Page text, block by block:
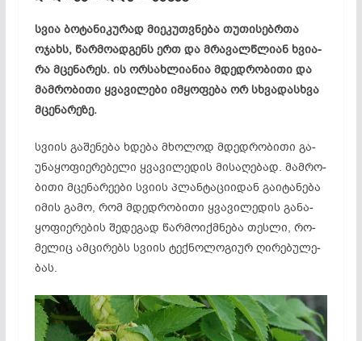
სვია ბოტანიკურად მიეკუთვნება თუთისებრთა
ოჯახს, წარ­მო­ად­გენს ერთ და მრა­ვალ­წლი­ან ხვი­ა­
რა მცე­ნა­რეს. ის ორ­სახ­ლი­ან­ია მდედ­რო­ბი­თი და
მამ­რო­ბი­თი ყვა­ვი­ლე­ბი იმ­ყო­ფე­ბა ორ სხვა­დას­ხვა
მცე­ნა­რე­ზე.
სვი­ის გა­შე­ნე­ბა ხდე­ბა მხო­ლოდ მდედ­რო­ბი­თი გა­
უნ­აყ­ოფ­ი­ერ­ებ­ე­ლი ყვა­ვი­ლე­დის მი­სა­ღე­ბად. მამ­რო­
ბი­თი მცე­­ნა­რე­ე­ბი სვი­ის პლან­ტა­ცი­იდ­ან გა­იტ­ან­ე­ბა
იმ­ის გა­მო, რომ მდედ­რო­ბი­თი ყვა­ვი­ლე­დის გა­ნა­
ყო­ფი­ერ­ებ­ის შე­დე­გად წარ­­­მო­იქ­მნე­ბა თეს­ლი, რო­
მე­ლიც ამ­ცი­რებს სვი­ის ტექ­ნო­ლო­­გი­ურ ღი­რე­ბუ­ლე­
ბას.